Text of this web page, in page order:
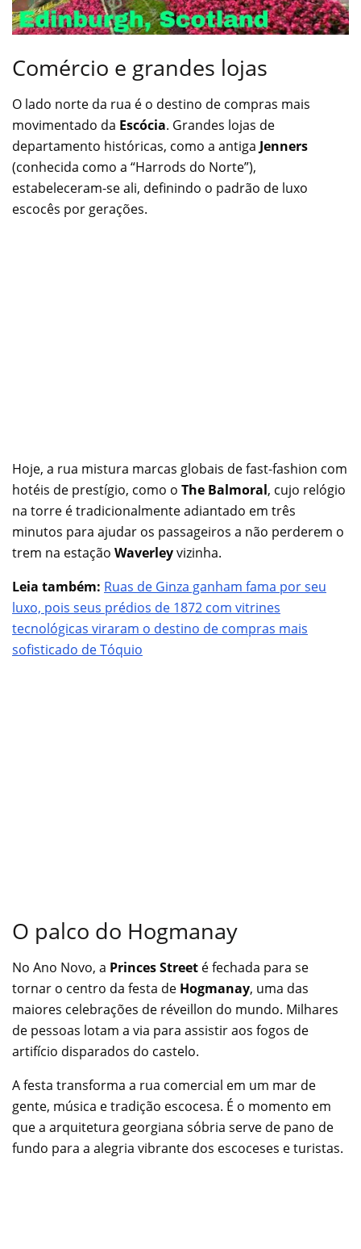
Comércio e grandes lojas
O lado norte da rua é o destino de compras mais
movimentado da Escócia. Grandes lojas de
departamento históricas, como a antiga Jenners
(conhecida como a “Harrods do Norte”),
estabeleceram-se ali, definindo o padrão de luxo
escocês por gerações.
Hoje, a rua mistura marcas globais de fast-fashion com
hotéis de prestígio, como o The Balmoral, cujo relógio
na torre é tradicionalmente adiantado em três
minutos para ajudar os passageiros a não perderem o
trem na estação Waverleyvizinha.
Leia também: Ruas de Ginza ganham fama por seu
luxo, pois seus prédios de 1872 com vitrines
tecnológicas viraram o destino de compras mais
sofisticado de Tóquio
O palco do Hogmanay
No Ano Novo, a Princes Street é fechada para se
tornar o centro da festa de Hogmanay, uma das
maiores celebrações de réveillon do mundo. Milhares
de pessoas lotam a via para assistir aos fogos de
artifício disparados do castelo.
A festa transforma a rua comercial em um mar de
gente, música e tradição escocesa. É o momento em
que a arquitetura georgiana sóbria serve de pano de
fundo para a alegria vibrante dos escoceses e turistas.